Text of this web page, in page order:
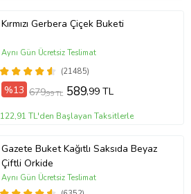
Kırmızı Gerbera Çiçek Buketi
(21485)
Aynı Gün Ücretsiz Teslimat
%13 679,99 TL 589,99 TL
122,91 TL'den Başlayan Taksitlerle
Gazete Buket Kağıtlı Saksıda Beyaz
Çiftli Orkide
Aynı Gün Ücretsiz Teslimat